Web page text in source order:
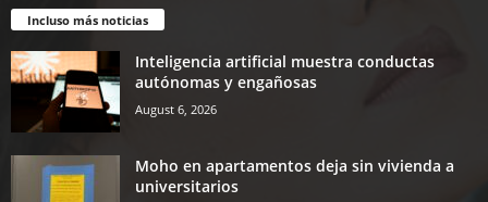
Incluso más noticias
Inteligencia artificial muestra conductas
autónomas y engañosas
August 6, 2026
Moho en apartamentos deja sin vivienda a
universitarios